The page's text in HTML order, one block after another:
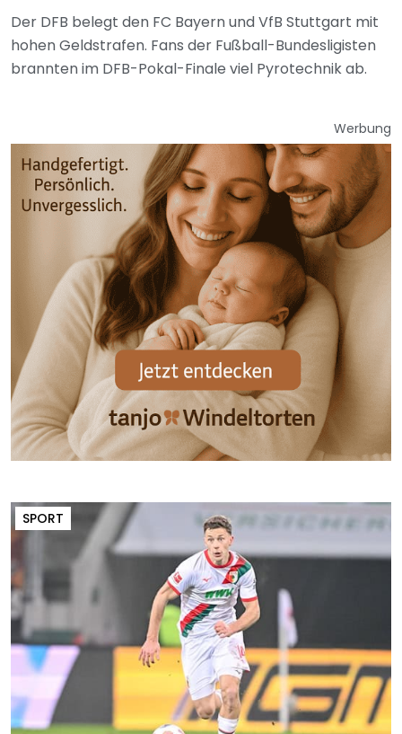
Der DFB belegt den FC Bayern und VfB Stuttgart mit
hohen Geldstrafen. Fans der Fußball-Bundesligisten
brannten im DFB-Pokal-Finale viel Pyrotechnik ab.
Werbung
SPORT